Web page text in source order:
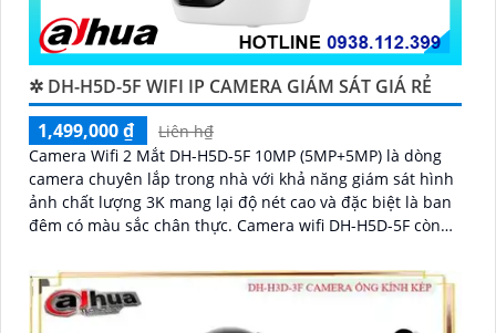
✲ DH-H5D-5F WIFI IP CAMERA GIÁM SÁT GIÁ RẺ
1,499,000 ₫
Liên h₫
Camera Wifi 2 Mắt DH-H5D-5F 10MP (5MP+5MP) là dòng
camera chuyên lắp trong nhà với khả năng giám sát hình
ảnh chất lượng 3K mang lại độ nét cao và đặc biệt là ban
đêm có màu sắc chân thực. Camera wifi DH-H5D-5F còn
người và thú cưng với độ chính xác cao